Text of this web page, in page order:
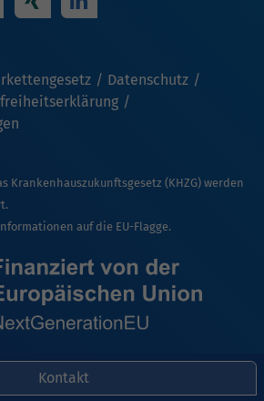
Kontakt
Datenschutz
Krankenhauszukunftsgesetz (KHZG) werden
auf die EU-Flagge.